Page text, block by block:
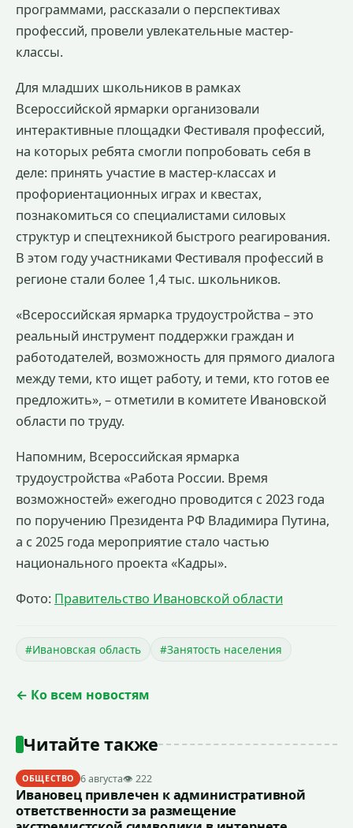
программами, рассказали о перспективах
профессий, провели увлекательные мастер-
классы.
Для младших школьников в рамках
Всероссийской ярмарки организовали
интерактивные площадки Фестиваля профессий,
на которых ребята смогли попробовать себя в
деле: принять участие в мастер-классах и
профориентационных играх и квестах,
познакомиться со специалистами силовых
структур и спецтехникой быстрого реагирования.
В этом году участниками Фестиваля профессий в
регионе стали более 1,4 тыс. школьников.
«Всероссийская ярмарка трудоустройства – это
реальный инструмент поддержки граждан и
работодателей, возможность для прямого диалога
между теми, кто ищет работу, и теми, кто готов ее
предложить», – отметили в комитете Ивановской
области по труду.
Напомним, Всероссийская ярмарка
трудоустройства «Работа России. Время
возможностей» ежегодно проводится с 2023 года
по поручению Президента РФ Владимира Путина,
а с 2025 года мероприятие стало частью
национального проекта «Кадры».
Фото: Правительство Ивановской области
#Ивановская область #Занятость населения
← Ко всем новостям
Читайте также
ОБЩЕСТВО 6 августа👁 222
Ивановец привлечен к административной
ответственности за размещение